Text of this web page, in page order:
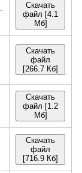
Скачать
файл [4.1
Мб]
Скачать
файл
[266.7 Кб]
Скачать
файл [1.2
Мб]
Скачать
файл
[716.9 Кб]